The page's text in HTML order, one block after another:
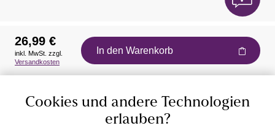
Auszeichnungen
26,99 €
inkl. MwSt. zzgl.
Versandkosten
In den Warenkorb
Cookies und andere Technologien
erlauben?